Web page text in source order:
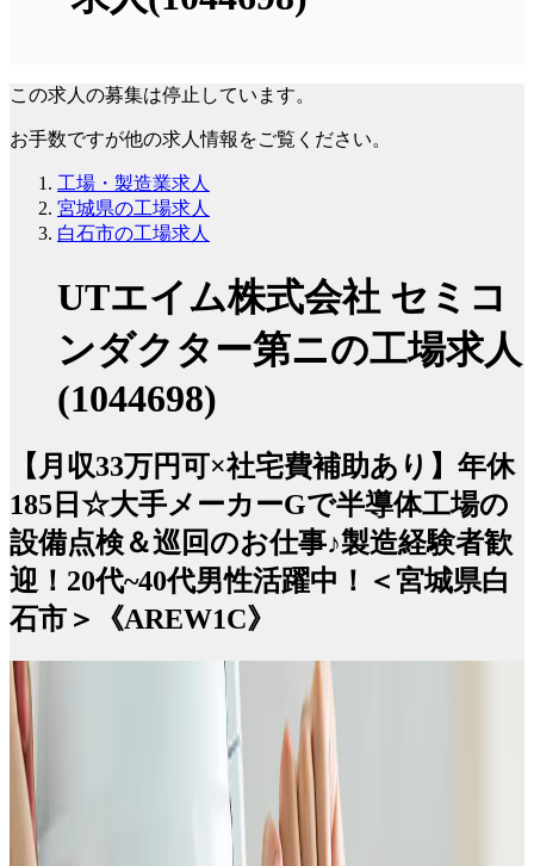
この求人の募集は停止しています。
お手数ですが他の求人情報をご覧ください。
工場・製造業求人
宮城県の工場求人
白石市の工場求人
UTエイム株式会社 セミコ
ンダクター第ニの工場求人
(1044698)
【月収33万円可×社宅費補助あり】年休
185日☆大手メーカーGで半導体工場の
設備点検＆巡回のお仕事♪製造経験者歓
迎！20代~40代男性活躍中！＜宮城県白
石市＞《AREW1C》